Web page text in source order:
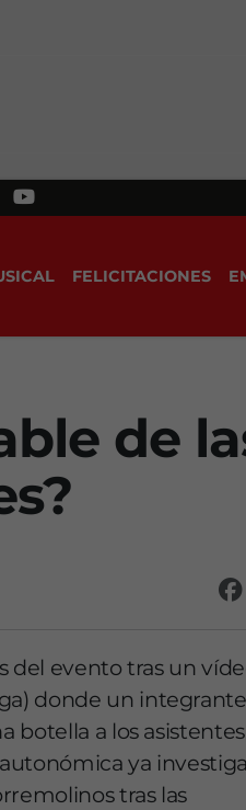
FELICITACIONES
de
del evento tras un
donde un
botella a los
ya
tras las